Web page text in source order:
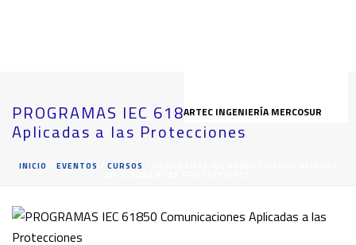
ARTEC INGENIERÍA MERCOSUR
PROGRAMAS IEC 61850 Comunicaciones
Aplicadas a las Protecciones
INICIO EVENTOS CURSOS